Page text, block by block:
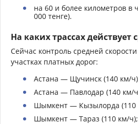
на 60 и более километров
000 тенге).
На каких трассах действует
Сейчас контроль средней
участках платных дорог:
Астана — Щучинск (140 км/
Астана — Павлодар (140 км/
Шымкент — Кызылорда (110
Шымкент — Тараз (110 км/ч);